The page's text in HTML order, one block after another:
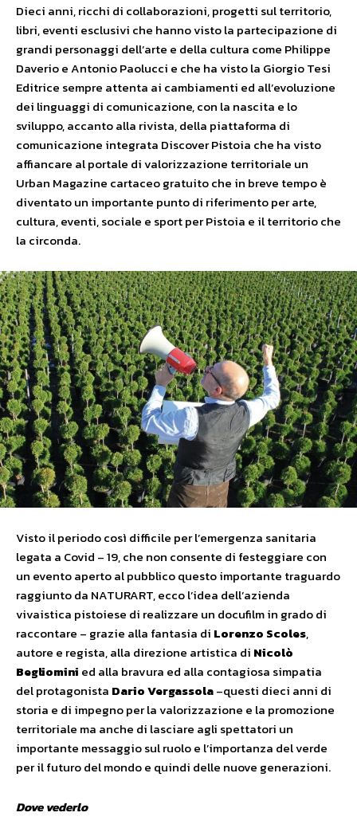
Dieci anni, ricchi di collaborazioni, progetti sul territorio,
libri, eventi esclusivi che hanno visto la partecipazione di
grandi personaggi dell’arte e della cultura come Philippe
Daverio e Antonio Paolucci e che ha visto la Giorgio Tesi
Editrice sempre attenta ai cambiamenti ed all’evoluzione
dei linguaggi di comunicazione, con la nascita e lo
sviluppo, accanto alla rivista, della piattaforma di
comunicazione integrata Discover Pistoia che ha visto
affiancare al portale di valorizzazione territoriale un
Urban Magazine cartaceo gratuito che in breve tempo è
diventato un importante punto di riferimento per arte,
cultura, eventi, sociale e sport per Pistoia e il territorio che
la circonda.
Visto il periodo così difficile per l’emergenza sanitaria
legata a Covid – 19, che non consente di festeggiare con
un evento aperto al pubblico questo importante traguardo
raggiunto da NATURART, ecco l’idea dell’azienda
vivaistica pistoiese di realizzare un docufilm in grado di
raccontare – grazie alla fantasia di Lorenzo Scoles,
autore e regista, alla direzione artistica di Nicolò
Begliomini ed alla bravura ed alla contagiosa simpatia
del protagonista Dario Vergassola–questi dieci anni di
storia e di impegno per la valorizzazione e la promozione
territoriale ma anche di lasciare agli spettatori un
importante messaggio sul ruolo e l’importanza del verde
per il futuro del mondo e quindi delle nuove generazioni.
Dove vederlo